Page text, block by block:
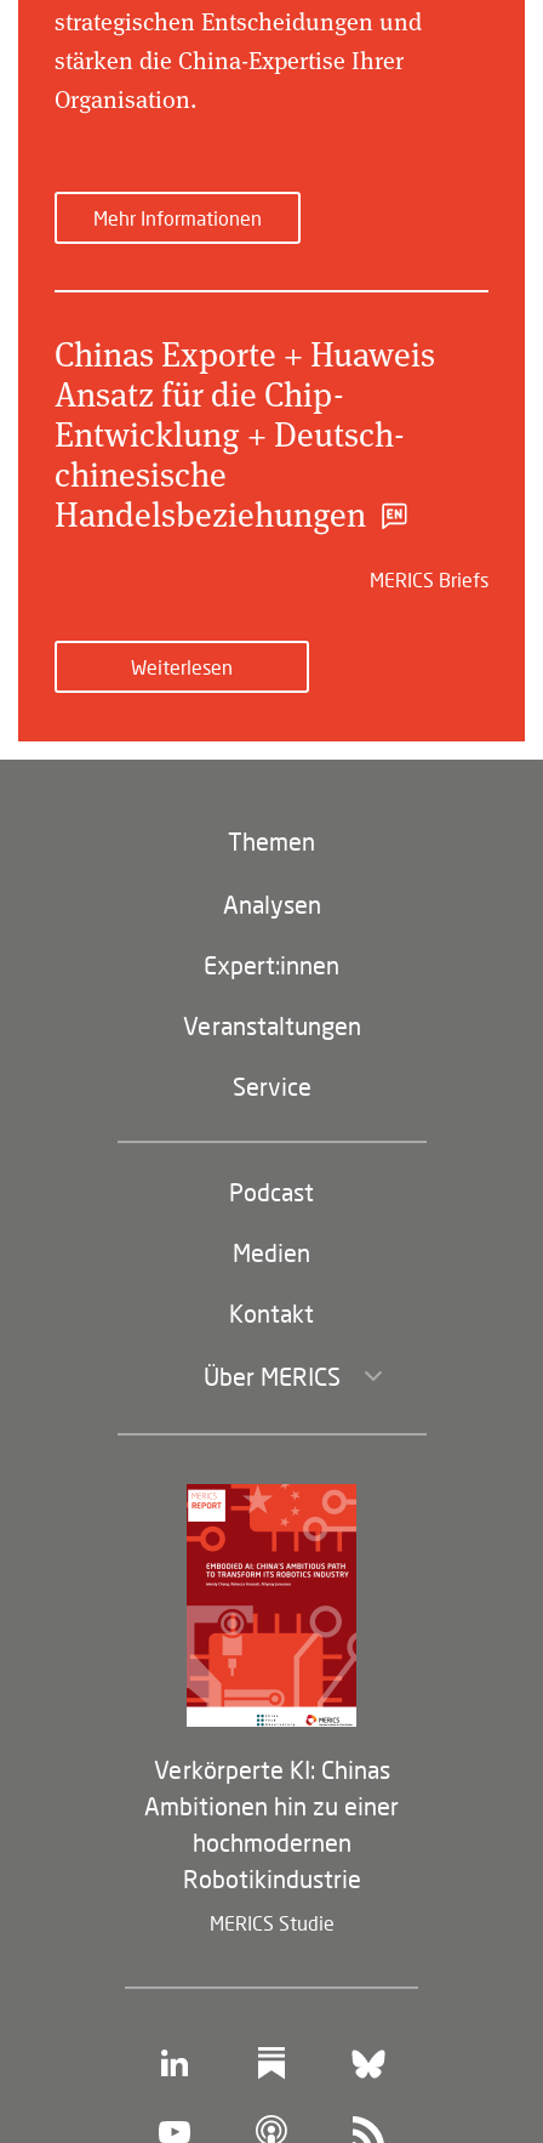
strategischen Entscheidungen und
stärken die China-Expertise Ihrer
Organisation.
Mehr Informationen
Chinas Exporte + Huaweis
Ansatz für die Chip-
Entwicklung + Deutsch-
chinesische
Handelsbeziehungen
MERICS Briefs
Weiterlesen
Themen
Klima und Umwelt
Digitales China
EU-China
Partei und Staat
navigation)
Analysen
Expert:innen
Veranstaltungen
Service
navigation)
Podcast
Medien
Kontakt
Über MERICS
Geschäftsführung und Bereiche
Governance
Arbeiten bei MERICS
Partner
Membership Program
Verkörperte KI: Chinas
Ambitionen hin zu einer
hochmodernen
Robotikindustrie
MERICS Studie